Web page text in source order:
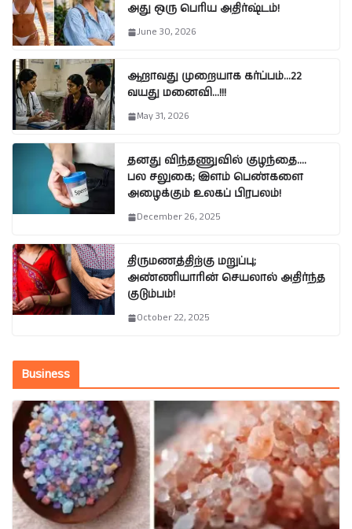
அது ஒரு பெரிய அதிர்ஷ்டம்!
June 30, 2026
ஆறாவது முறையாக கர்ப்பம்…22
வயது மனைவி…!!!
May 31, 2026
தனது விந்தணுவில் குழந்தை….
பல சலுகை; இளம் பெண்களை
அழைக்கும் உலகப் பிரபலம்!
December 26, 2025
திருமணத்திற்கு மறுப்பு;
அண்ணியாரின் செயலால் அதிர்ந்த
குடும்பம்!
October 22, 2025
Business